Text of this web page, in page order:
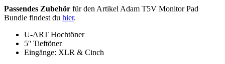
Passendes Zubehör für den Artikel Adam T5V Monitor Pad
Bundle findest du hier.
U-ART Hochtöner
5'' Tieftöner
Eingänge: XLR & Cinch